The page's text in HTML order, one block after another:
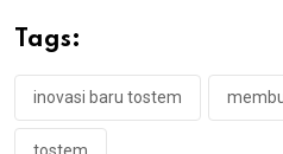
Tags:
inovasi baru tostem